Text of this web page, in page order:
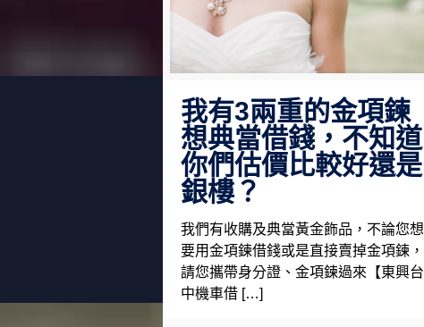
我有3兩重的金項鍊
想典當借錢，不知道
你們估價比較好還是
銀樓？
我們有收購及典當黃金飾品，不論您想
要用金項鍊借錢或是直接賣掉金項鍊，
請您攜帶身分證、金項鍊過來【東興台
中機車借 […]